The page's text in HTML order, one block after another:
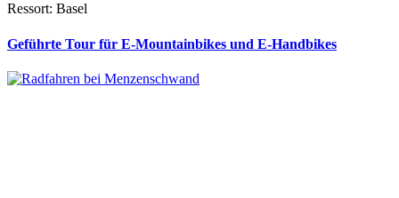
Ressort: Basel
Geführte Tour für E-Mountainbikes und E-Handbikes